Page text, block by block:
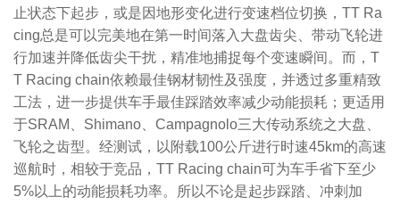
止状态下起步，或是因地形变化进行变速档位切换，TT Ra
cing总是可以完美地在第一时间落入大盘齿尖、带动飞轮进
行加速并降低齿尖干扰，精准地捕捉每个变速瞬间。而，T
T Racing chain依赖最佳钢材韧性及强度，并透过多重精致
工法，进一步提供车手最佳踩踏效率减少动能损耗；更适用
于SRAM、Shimano、Campagnolo三大传动系统之大盘、
飞轮之齿型。经测试，以附载100公斤进行时速45km的高速
巡航时，相较于竞品，TT Racing chain可为车手省下至少
5%以上的动能损耗功率。所以不论是起步踩踏、冲刺加